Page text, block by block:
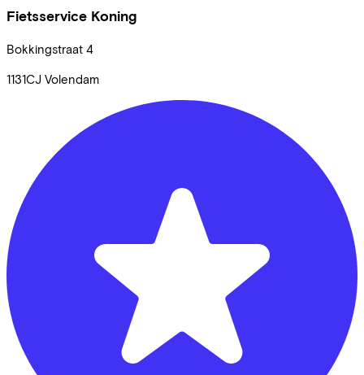
Fietsservice Koning
Bokkingstraat 4
1131CJ Volendam